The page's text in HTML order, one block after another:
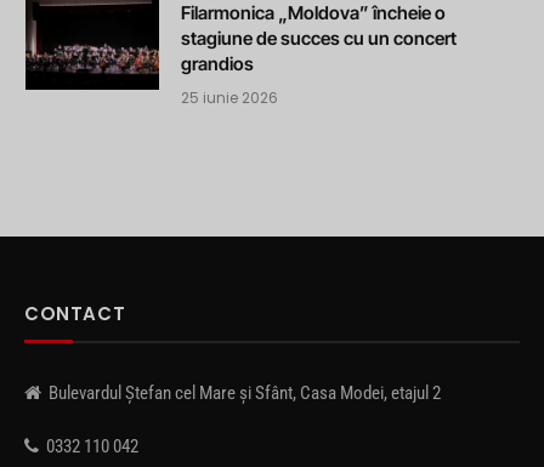
Filarmonica „Moldova” încheie o
stagiune de succes cu un concert
grandios
25 iunie 2026
CONTACT
Bulevardul Ștefan cel Mare și Sfânt, Casa Modei, etajul 2
0332 110 042